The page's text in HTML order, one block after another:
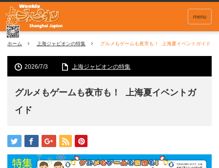
menu
ホーム 上海ジャピオンの特集 グルメもゲームも夜市も！ 上海夏イベントガイド
2026/7/3 上海ジャピオンの特集
グルメもゲームも夜市も！ 上海夏イベントガ
イド